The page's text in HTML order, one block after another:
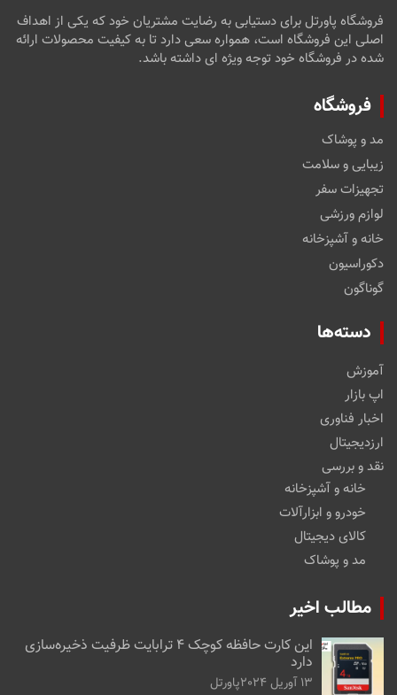
فروشگاه پاورتل برای دستیابی به رضایت مشتریان خود که یکی از اهداف
اصلی این فروشگاه است، همواره سعی دارد تا به کیفیت محصولات ارائه
شده در فروشگاه خود توجه ویژه ای داشته باشد.
فروشگاه
مد و پوشاک
زیبایی و سلامت
تجهیزات سفر
لوازم ورزشی
خانه و آشپزخانه
دکوراسیون
گوناگون
دسته‌ها
آموزش
اپ بازار
اخبار فناوری
ارزدیجیتال
نقد و بررسی
خانه و آشپزخانه
خودرو و ابزارآلات
کالای دیجیتال
مد و پوشاک
مطالب اخیر
این کارت حافظه کوچک ۴ ترابایت ظرفیت ذخیره‌سازی
دارد
13 آوریل 2024 پاورتل